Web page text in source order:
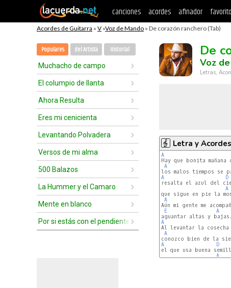
canciones acordes afinador
Acordes de Guitarra » V »Voz de Mando » De corazón ranchero (Tab)
Populares del Artista Historial
Muchacho de campo
El columpio de llanta
Ahora Resulta
Eres mi cenicienta
Levantando Polvadera
Versos de mi alma
500 Balazos
La Hummer y el Camaro
Mente en blanco
Por si estás con el pendiente
De
Voz
Letras,
Letra y Acordes
A
Hay que bonita
A
A
D
resalta el azul del
A
que sigue en pie la
A
Aún mi gente me
E
A
A
Al levantar la cosecha
A
A
D
el que usa buena
A